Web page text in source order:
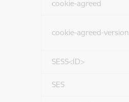
cookie-agreed
cookie-agreed-version
SESS<ID>
SES